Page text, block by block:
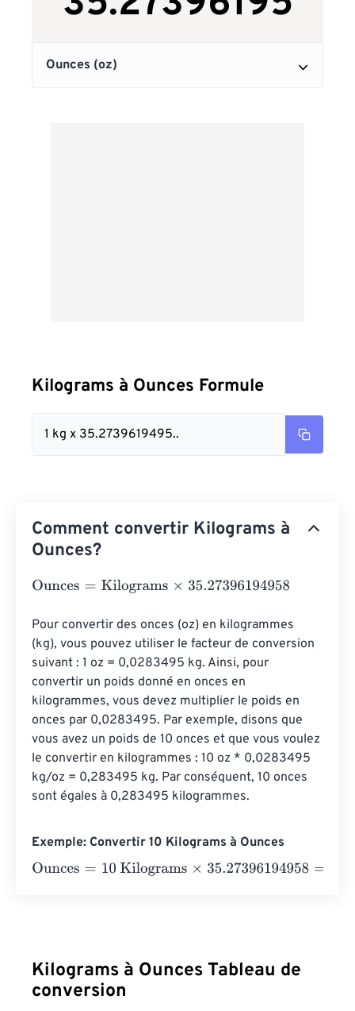
Kilograms à Ounces Formule
1 kg x 35.2739619495..
Comment convertir Kilograms à
Ounces?
Ounces= Kilograms×35.27396194958
Pour convertir des onces (oz) en kilogrammes
(kg), vous pouvez utiliser le facteur de conversion
suivant : 1 oz = 0,0283495 kg. Ainsi, pour
convertir un poids donné en onces en
kilogrammes, vous devez multiplier le poids en
onces par 0,0283495. Par exemple, disons que
vous avez un poids de 10 onces et que vous voulez
le convertir en kilogrammes : 10 oz * 0,0283495
kg/oz = 0,283495 kg. Par conséquent, 10 onces
sont égales à 0,283495 kilogrammes.
Exemple: Convertir 10 Kilograms à Ounces
Ounces= 10 Kilograms×35.27396194958=352.7396195
Kilograms à Ounces Tableau de
conversion